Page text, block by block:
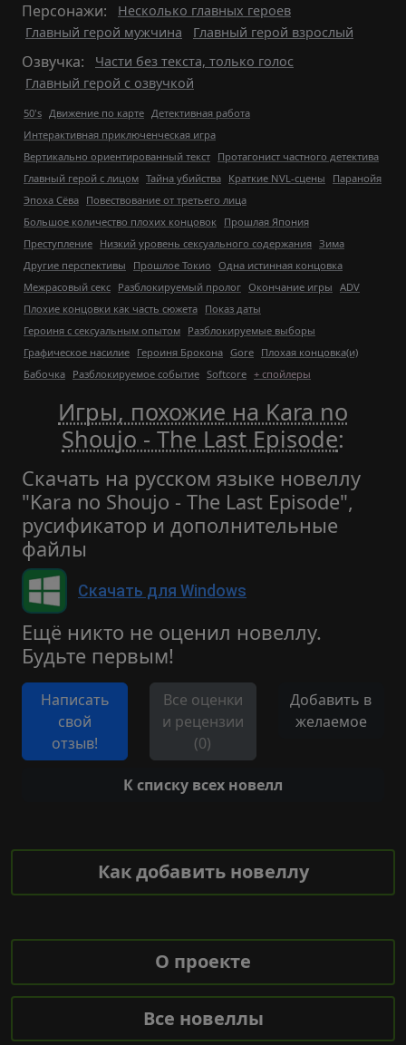
Персонажи:
Несколько главных героев
Главный герой мужчина
Главный герой взрослый
Озвучка:
Части без текста, только голос
Главный герой с озвучкой
50's Движение по карте Детективная работа
Интерактивная приключенческая игра
Вертикально ориентированный текст Протагонист частного детектива
Главный герой с лицом Тайна убийства Краткие NVL-сцены
Паранойя
Эпоха Сёва Повествование от третьего лица
Большое количество плохих концовок Прошлая Япония
Преступление Низкий уровень сексуального содержания Зима
Другие перспективы
Прошлое Токио Одна истинная концовка
Межрасовый секс Разблокируемый пролог Окончание игры ADV
Плохие концовки как часть сюжета Показ даты
Героиня с сексуальным опытом Разблокируемые выборы
Графическое насилие Героиня Брокона Gore Плохая концовка(и)
Бабочка Разблокируемое событие Softcore + спойлеры
Игры, похожие на Kara no
Shoujo - The Last Episode:
Скачать на русском языке новеллу
"Kara no Shoujo - The Last Episode",
русификатор и дополнительные
файлы
Скачать для Windows
Ещё никто не оценил новеллу.
Будьте первым!
Написать
свой
отзыв!
Все оценки
и рецензии
(0)
Добавить в
желаемое
К списку всех новелл
Как добавить новеллу
О проекте
Все новеллы